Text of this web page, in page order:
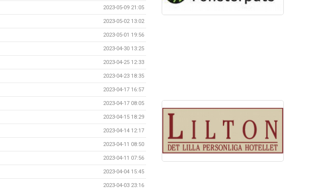
2023-05-09 21:05
2023-05-02 13:02
2023-05-01 19:56
2023-04-30 13:25
2023-04-25 12:33
2023-04-23 18:35
2023-04-17 16:57
2023-04-17 08:05
2023-04-15 18:29
2023-04-14 12:17
2023-04-11 08:50
2023-04-11 07:56
2023-04-04 15:45
2023-04-03 23:16